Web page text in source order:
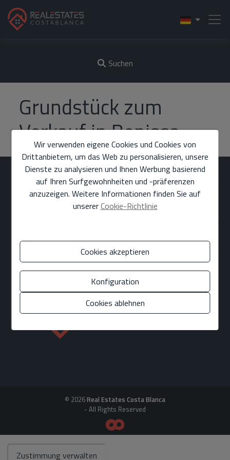
Suchen
Grundstück zum
Verkauf in Benissa
FINDEN SIE UNS
DIREKTE LINKS
© 2026Real Estates Costa Blanca
- All Rights Reserved
Zustimmung verwalten
Wir verwenden eigene Cookies und Cookies von
Drittanbietern, um das Web zu personalisieren, unsere
Dienste zu analysieren und Ihnen Werbung basierend
auf Ihren Surfgewohnheiten und -präferenzen
anzuzeigen. Weitere Informationen finden Sie auf
unsererCookie-Richtlinie
Cookies akzeptieren
Konfiguration
Cookies ablehnen